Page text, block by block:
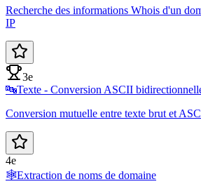
Recherche des informations Whois d'un
IP
3e
🔤Texte - Conversion ASCII
Conversion mutuelle entre texte brut et
4e
🕸️Extraction de noms de domaine